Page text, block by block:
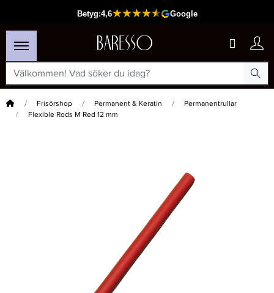
Hem Frisörshop Permanent & Keratin
Permanentrullar
Flexible Rods M Red 12 mm
Kleral Neutraliserings Vätska Neutralizer 1000ml - Permanentvätska